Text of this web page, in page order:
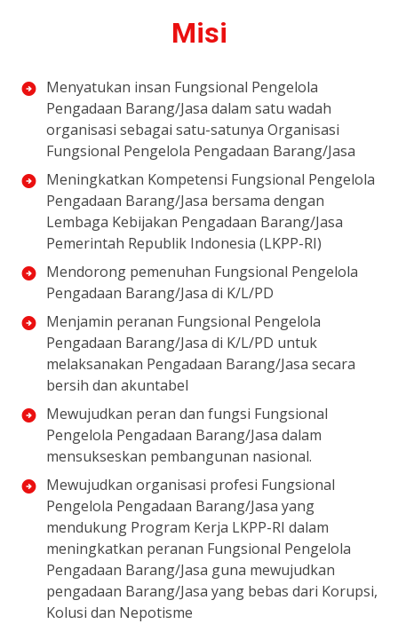
Misi
Menyatukan insan Fungsional Pengelola
Pengadaan Barang/Jasa dalam satu wadah
organisasi sebagai satu-satunya Organisasi
Fungsional Pengelola Pengadaan Barang/Jasa
Meningkatkan Kompetensi Fungsional Pengelola
Pengadaan Barang/Jasa bersama dengan
Lembaga Kebijakan Pengadaan Barang/Jasa
Pemerintah Republik Indonesia (LKPP-RI)
Mendorong pemenuhan Fungsional Pengelola
Pengadaan Barang/Jasa di K/L/PD
Menjamin peranan Fungsional Pengelola
Pengadaan Barang/Jasa di K/L/PD untuk
melaksanakan Pengadaan Barang/Jasa secara
bersih dan akuntabel
Mewujudkan peran dan fungsi Fungsional
Pengelola Pengadaan Barang/Jasa dalam
mensukseskan pembangunan nasional.
Mewujudkan organisasi profesi Fungsional
Pengelola Pengadaan Barang/Jasa yang
mendukung Program Kerja LKPP-RI dalam
meningkatkan peranan Fungsional Pengelola
Pengadaan Barang/Jasa guna mewujudkan
pengadaan Barang/Jasa yang bebas dari Korupsi,
Kolusi dan Nepotisme